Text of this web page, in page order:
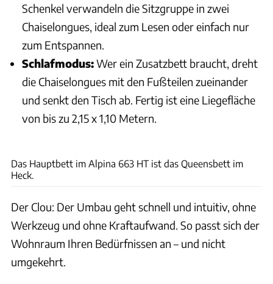
Schenkel verwandeln die Sitzgruppe in zwei
Chaiselongues, ideal zum Lesen oder einfach nur
zum Entspannen.
Schlafmodus:Wer ein Zusatzbett braucht, dreht
die Chaiselongues mit den Fußteilen zueinander
und senkt den Tisch ab. Fertig ist eine Liegefläche
von bis zu 2,15 x 1,10 Metern.
Das Hauptbett im Alpina 663 HT ist das Queensbett im
Heck.
Der Clou: Der Umbau geht schnell und intuitiv, ohne
Werkzeug und ohne Kraftaufwand. So passt sich der
Wohnraum Ihren Bedürfnissen an – und nicht
umgekehrt.